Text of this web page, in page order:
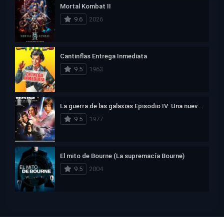
Mortal Kombat II
9.6
2026
Cantinflas Entrega Inmediata
9.5
1963
La guerra de las galaxias Episodio IV: Una nueva esperanza
9.5
1977
El mito de Bourne (La supremacía Bourne)
9.5
2004